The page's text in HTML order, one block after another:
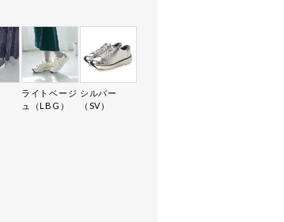
ライトベージ
ュ（LBG）
シルバー
（SV）